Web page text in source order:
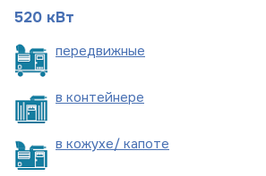
520 кВт
передвижные
в контейнере
в кожухе/ капоте